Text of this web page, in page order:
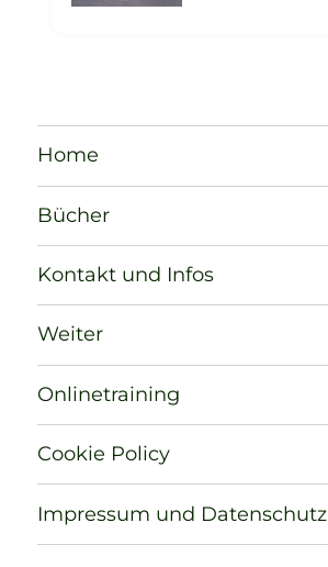
Home
Bücher
Kontakt und Infos
Weiter
Onlinetraining
Cookie Policy
Impressum und Datenschutz